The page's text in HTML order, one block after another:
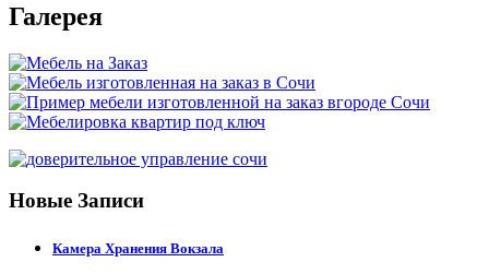
Галерея
Новые Записи
Камера Хранения Вокзала